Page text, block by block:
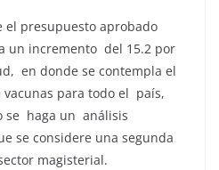
el presupuesto aprobado
un incremento del 15.2 por
en donde se contempla el
para todo el país,
haga un análisis
se considere una segunda
magisterial.